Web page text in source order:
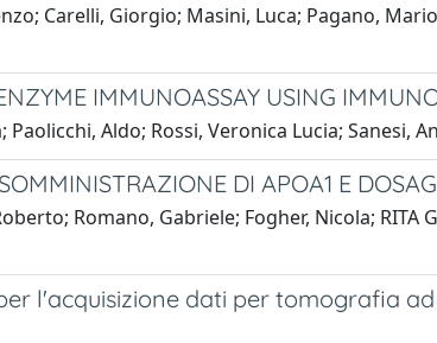
Carelli, Giorgio; Masini, Luca; Pagano,
IMMUNOASSAY USING
Paolicchi, Aldo; Rossi, Veronica Lucia; Sanesi,
DI APOA1 E
Romano, Gabriele; Fogher, Nicola; RITA
l'acquisizione dati per tomografia